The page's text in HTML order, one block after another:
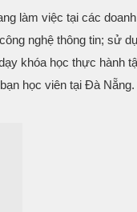
làm việc tại các doanh
nghệ thông tin; sử
khóa học thực hành
học viên tại Đà Nẵng.